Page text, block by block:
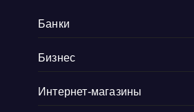
Банки
Бизнес
Интернет-магазины